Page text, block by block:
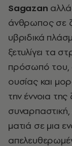
Sagazan
άνθρωπος σε
υβριδικά
ξετυλίγει τα
πρόσωπό του,
ουσίας και
την έννοια
συναρπαστική,
ματιά σε μια